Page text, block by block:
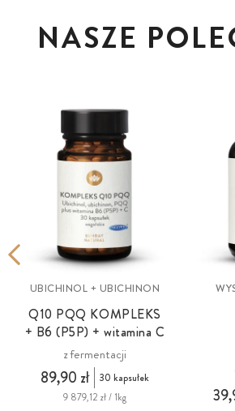
NASZE
UBICHINOL + UBICHINON
Q10 PQQ KOMPLEKS
+ B6 (P5P) + witamina C
z fermentacji
89,90 zł
30 kapsułek
9 879,12 zł / 1kg